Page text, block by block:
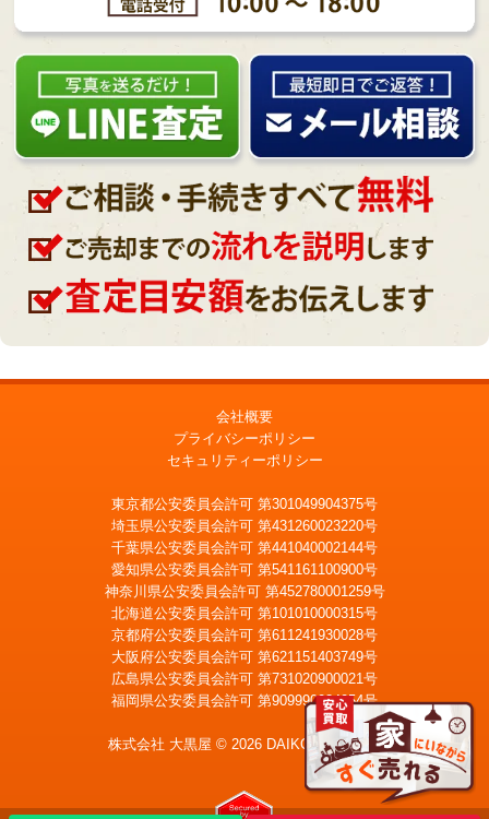
LINE査定 メール査定
宅配買取を申込む
会社概要
プライバシーポリシー
セキュリティーポリシー
東京都公安委員会許可 第301049904375号
埼玉県公安委員会許可 第431260023220号
千葉県公安委員会許可 第441040002144号
愛知県公安委員会許可 第541161100900号
神奈川県公安委員会許可 第452780001259号
北海道公安委員会許可 第101010000315号
京都府公安委員会許可 第611241930028号
大阪府公安委員会許可 第621151403749号
広島県公安委員会許可 第731020900021号
福岡県公安委員会許可 第909990034054号
株式会社 大黒屋 © 2026 DAIKOKUYA, Inc.